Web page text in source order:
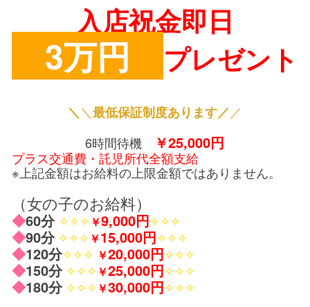
入店祝金即日
3万円 プレゼント
＼＼最低保証制度あります／ ／
6時間待機
￥25,000円
プラス交通費・託児所代全額支給
※上記金額はお給料の上限金額ではありません。
（女の子のお給料）
◆60分 ✧✧✧￥9,000円✧✧✧
◆90分 ✧✧✧￥15,000円✧✧✧
◆120分✧✧✧ ￥20,000円✧✧✧
◆150分 ✧✧✧￥25,000円✧✧✧
◆180分 ✧✧✧￥30,000円✧✧✧